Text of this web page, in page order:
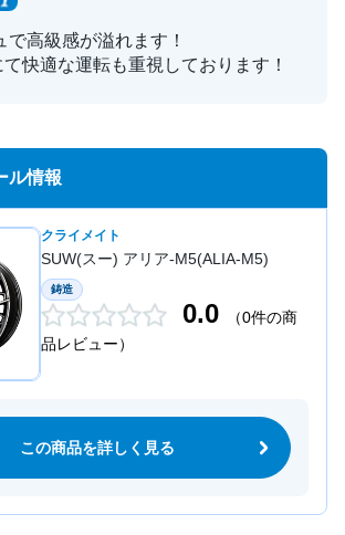
で高級感が溢れます！
快適な運転も重視しております！
ル情報
クライメイト
SUW(スー) アリア-M5(ALIA-M5)
鋳造
0.0
（0件の商
品レビュー）
この商品を詳しく見る